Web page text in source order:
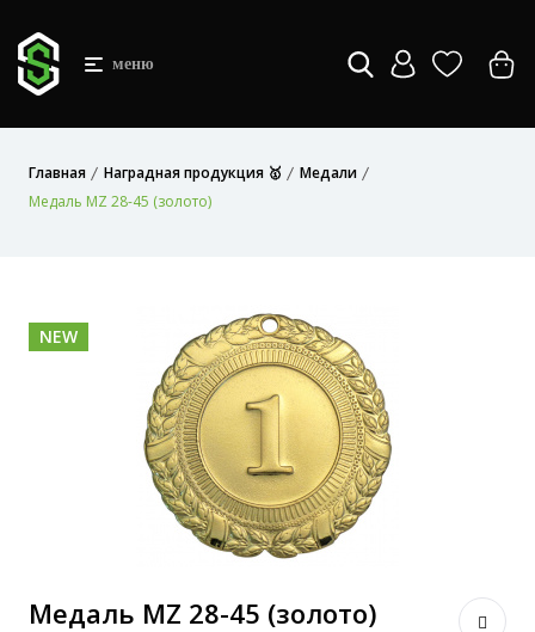
меню
Главная Наградная продукция 🥇
Медали
Медаль MZ 28-45 (золото)
NEW
Медаль MZ 28-45 (золото)